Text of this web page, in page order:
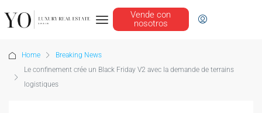
Vende con
nosotros
Home
Breaking News
Le confinement crée un Black Friday V2 avec la demande de terrains
logistiques